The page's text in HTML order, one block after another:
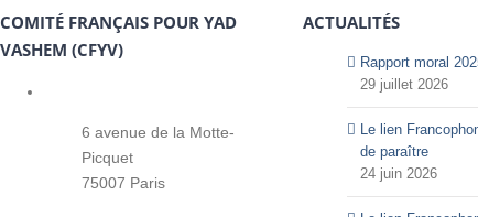
COMITÉ FRANÇAIS POUR YAD
VASHEM (CFYV)
6 avenue de la Motte-
Picquet
75007 Paris
ACTUALITÉS
Rapport moral
29 juillet 2026
Le lien
de paraître
24 juin 2026